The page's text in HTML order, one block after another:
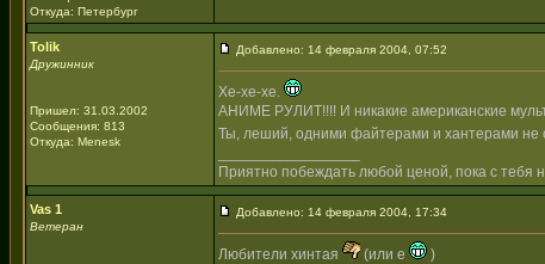
Откуда: Петербург
Tolik
Дружинник
Пришел: 31.03.2002
Сообщения: 813
Откуда: Menesk
Добавлено: 14 февраля 2004, 07:52
Хе-хе-хе.
АНИМЕ РУЛИТ!!!! И никакие американские
Ты, леший, одними файтерами и хантерами не
Приятно побеждать любой ценой, пока с тебя
Vas 1
Ветеран
Добавлено: 14 февраля 2004, 17:34
Любители хинтая (или е
)